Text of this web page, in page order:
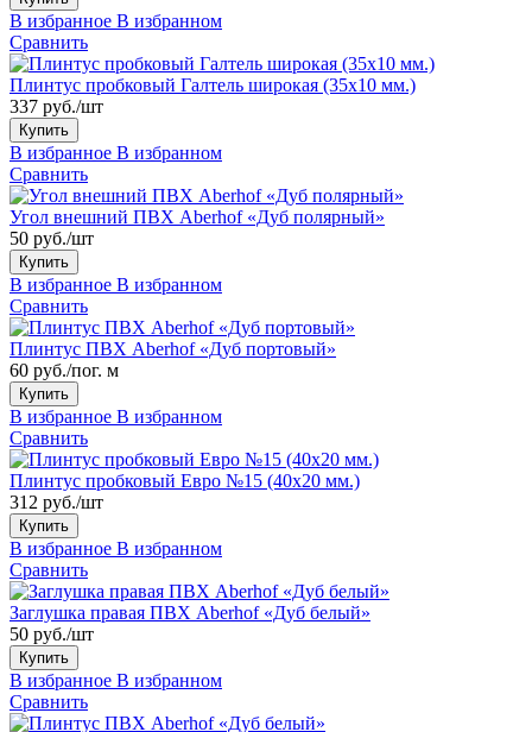
В избранное В избранном
Сравнить
Плинтус пробковый Галтель широкая (35x10 мм.)
337 руб./шт
Купить
В избранное В избранном
Сравнить
Угол внешний ПВХ Aberhof «Дуб полярный»
50 руб./шт
Купить
В избранное В избранном
Сравнить
Плинтус ПВХ Aberhof «Дуб портовый»
60 руб./пог. м
Купить
В избранное В избранном
Сравнить
Плинтус пробковый Евро №15 (40x20 мм.)
312 руб./шт
Купить
В избранное В избранном
Сравнить
Заглушка правая ПВХ Aberhof «Дуб белый»
50 руб./шт
Купить
В избранное В избранном
Сравнить